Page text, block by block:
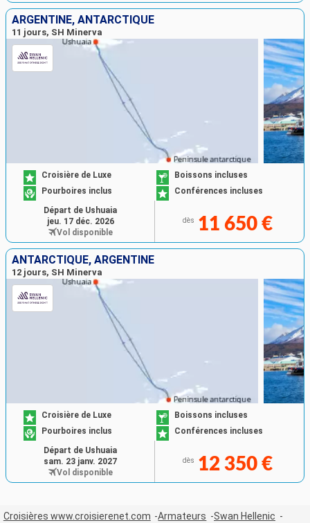
ARGENTINE, ANTARCTIQUE
11 jours, SH Minerva
Croisière de Luxe
Boissons incluses
Pourboires inclus
Conférences incluses
dès 11 650 €
Départ de Ushuaia
jeu. 17 déc. 2026
Vol disponible
ANTARCTIQUE, ARGENTINE
12 jours, SH Minerva
Croisière de Luxe
Boissons incluses
Pourboires inclus
Conférences incluses
dès 12 350 €
Départ de Ushuaia
sam. 23 janv. 2027
Vol disponible
Croisières www.croisierenet.com Armateurs
Swan Hellenic